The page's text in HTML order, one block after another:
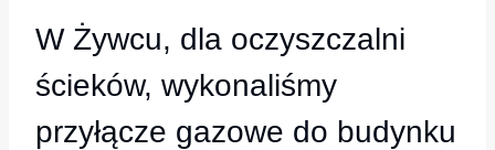
W Żywcu, dla oczyszczalni
ścieków, wykonaliśmy
przyłącze gazowe do budynku